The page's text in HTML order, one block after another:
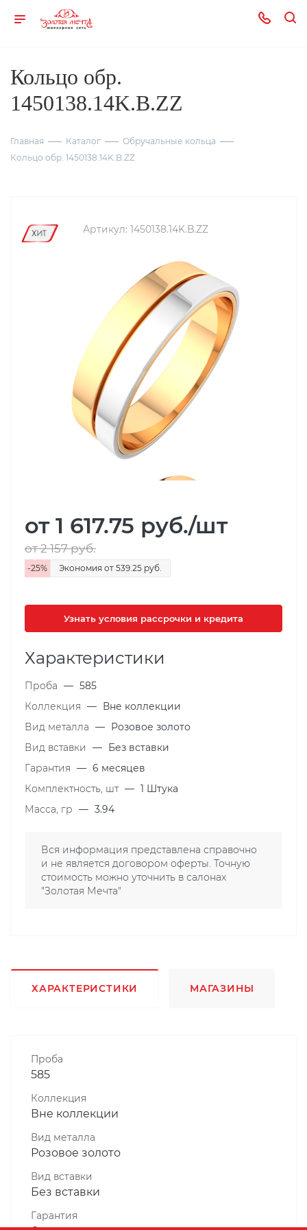
Кольцо обр.
1450138.14K.B.ZZ
Главная Каталог
Обручальные кольца
Кольцо обр. 1450138.14K.B.ZZ
Артикул: 1450138.14K.B.ZZ
от 1 617.75 руб./шт
от 2 157руб.
-25% Экономия от 539.25 руб.
Узнать условия рассрочки и кредита
Характеристики
Проба — 585
Коллекция — Вне коллекции
Вид металла — Розовое золото
Вид вставки
— Без вставки
Гарантия — 6 месяцев
Комплектность, шт — 1 Штука
Масса, гр — 3.94
Вся информация представлена справочно
и не является договором оферты. Точную
стоимость можно уточнить в салонах
"Золотая Мечта"
ХАРАКТЕРИСТИКИ МАГАЗИНЫ
Проба
585
Коллекция
Вне коллекции
Вид металла
Розовое золото
Вид вставки
Без вставки
Гарантия